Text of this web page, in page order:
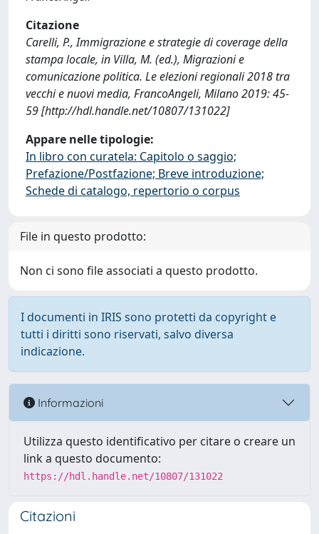
Citazione
Carelli, P., Immigrazione e strategie di coverage della
stampa locale, in Villa, M. (ed.), Migrazioni e
comunicazione politica. Le elezioni regionali 2018 tra
vecchi e nuovi media, FrancoAngeli, Milano 2019: 45-
59 [http://hdl.handle.net/10807/131022]
Appare nelle tipologie:
In libro con curatela: Capitolo o saggio;
Prefazione/Postfazione; Breve introduzione;
Schede di catalogo, repertorio o corpus
File in questo prodotto:
Non ci sono file associati a questo prodotto.
I documenti in IRIS sono protetti da copyright e
tutti i diritti sono riservati, salvo diversa
indicazione.
Informazioni
Utilizza questo identificativo per citare o creare un
link a questo documento:
https://hdl.handle.net/10807/131022
Citazioni